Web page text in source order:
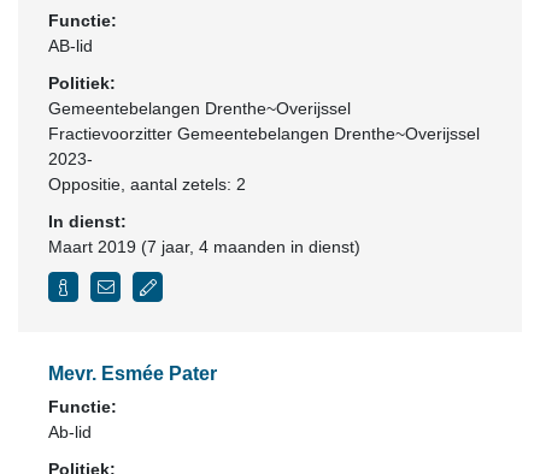
Functie:
AB-lid
Politiek:
Gemeentebelangen Drenthe~Overijssel
Fractievoorzitter Gemeentebelangen Drenthe~Overijssel
2023-
Oppositie , aantal zetels: 2
In dienst:
Maart 2019 (7 jaar, 4 maanden in dienst)
Mevr. Esmée Pater
Functie:
Ab-lid
Politiek: